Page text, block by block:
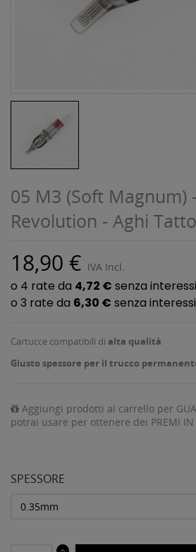
05 M3 (Soft Magnum)
Revolution - Aghi
18,90 € IVA Incl.
Cartucce compatibili di alta qualità
Giusto spessore per il trucco
Aggiungi prodotti al carrello per
potrai usare per ottenere dei PREMI IN
SPESSORE